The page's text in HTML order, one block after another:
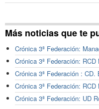
Más noticias que te
Crónica 3ª Federación:
Crónica 3ª Federación:
Crónica 3ª Federación :
Crónica 3ª Federación:
Crónica 3ª Federación: UD